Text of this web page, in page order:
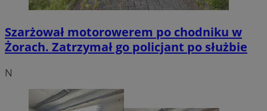
Szarżował motorowerem po chodniku w
Żorach. Zatrzymał go policjant po służbie
N